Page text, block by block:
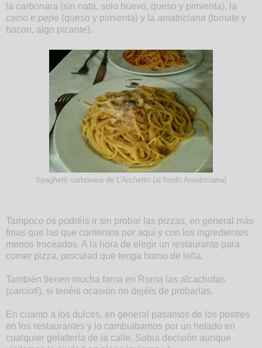
la carbonara (sin nata, solo huevo, queso y pimienta), la
cacio e pepe (queso y pimienta) y la amatriciana (tomate y
bacon, algo picante).
Spaghetti carbonara de L'Archetto (al fondo Amatriciana)
Tampoco os podréis ir sin probar las pizzas, en general más
finas que las que comemos por aquí y con los ingredientes
menos troceados. A la hora de elegir un restaurante para
comer pizza, procurad que tenga horno de leña.
También tienen mucha fama en Roma las alcachofas
(carciofi), si tenéis ocasión no dejéis de probarlas.
En cuanto a los dulces, en general pasamos de los postres
en los restaurantes y lo cambiabamos por un helado en
cualquier gelattería de la calle. Sabia decisión aunque